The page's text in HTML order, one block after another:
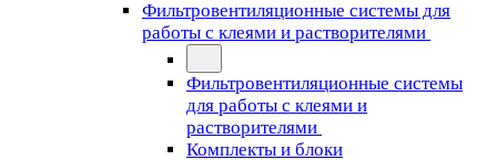
Фильтровентиляционные системы для
работы с клеями и растворителями
Фильтровентиляционные системы
для работы с клеями и
растворителями
Комплекты и блоки